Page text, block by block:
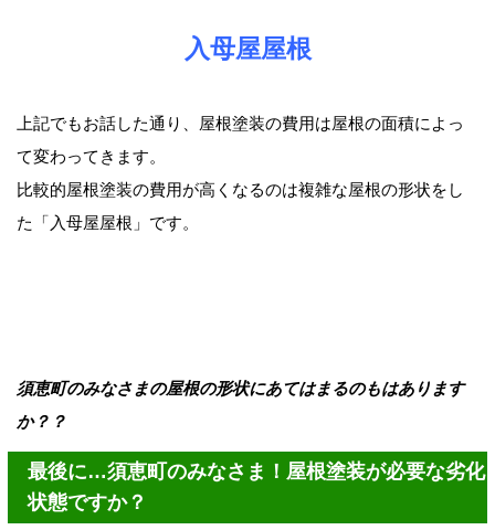
入母屋屋根
上記でもお話した通り、屋根塗装の費用は屋根の面積によっ
て変わってきます。
比較的屋根塗装の費用が高くなるのは複雑な屋根の形状をし
た「入母屋屋根」です。
須恵町のみなさまの屋根の形状にあてはまるのもはあります
か？？
最後に…須恵町のみなさま！屋根塗装が必要な劣化
状態ですか？